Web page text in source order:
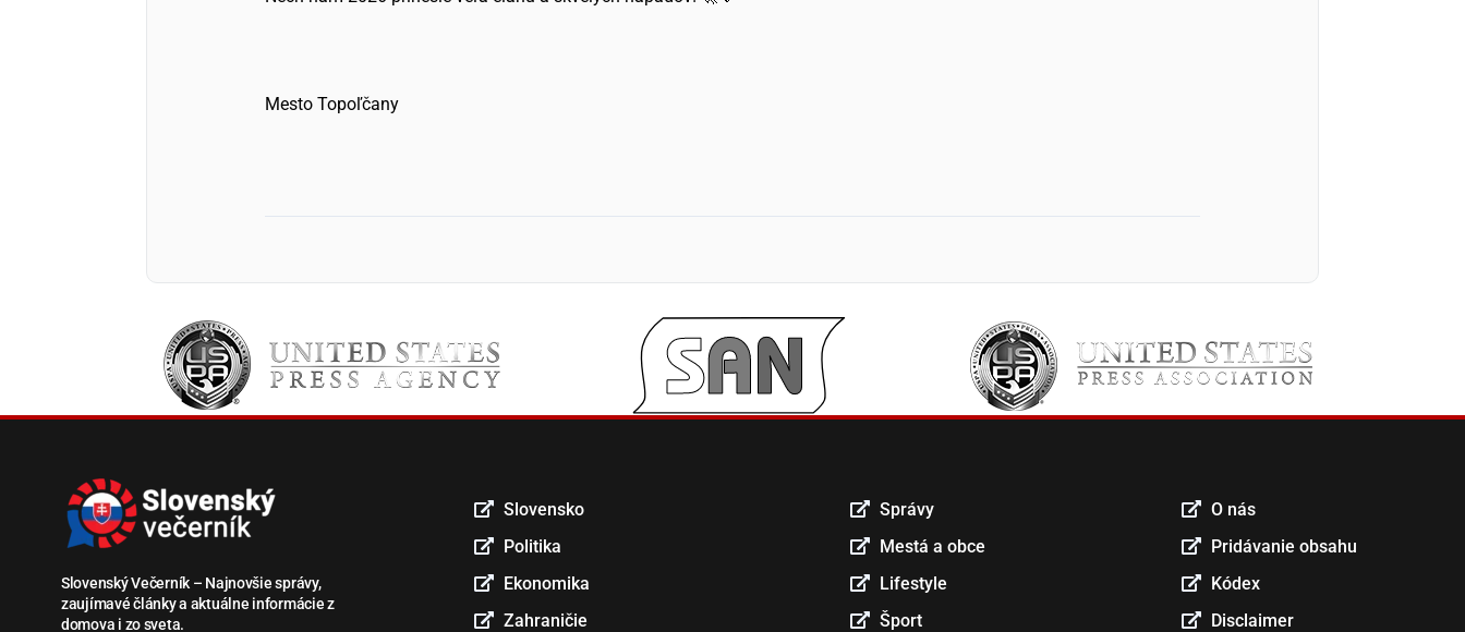
Mesto Topoľčany
Slovenský Večerník – Najnovšie správy,
zaujímavé články a aktuálne informácie z
domova i zo sveta.
Slovensko
Politika
Ekonomika
Zahraničie
Správy
Mestá a obce
Lifestyle
Šport
O nás
Pridávanie obsahu
Kódex
Disclaimer